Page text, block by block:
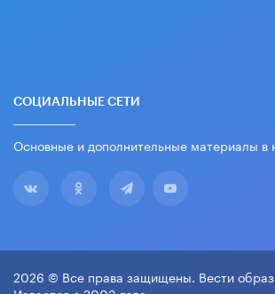
СОЦИАЛЬНЫЕ СЕТИ
Основные и дополнительные материалы в
2026 © Все права защищены. Вести